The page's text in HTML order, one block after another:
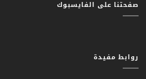
صفحتنا على الفايسبوك
روابط مفيدة